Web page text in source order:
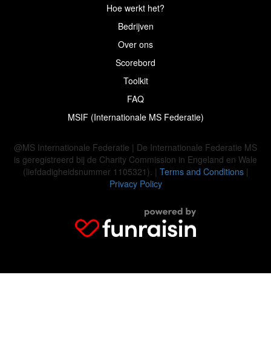
Hoe werkt het?
Bedrijven
Over ons
Scorebord
Toolkit
FAQ
MSIF (Internationale MS Federatie)
@MS Internationale Federatie | De Internationale Federatie MS
is geregistreerd bij de Charity Commission in Engeland en Wale
(liefdadigheidsnummer 1105321). | Terms and Conditions|
Privacy Policy